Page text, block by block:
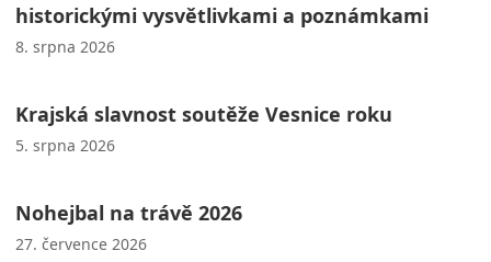
historickými vysvětlivkami a poznámkami
8. srpna 2026
Krajská slavnost soutěže Vesnice roku
5. srpna 2026
Nohejbal na trávě 2026
27. července 2026